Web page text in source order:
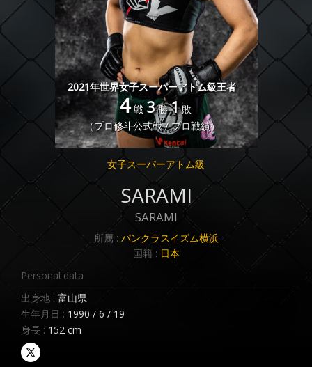
2021年世界女子スーパーアトム級王者
4 戦 3 勝 1 敗
（プロ修斗公式戦 / プロ戦績）
女子スーパーアトム級
SARAMI
SARAMI
所属 : パンクラスイズム横浜
国籍 : 日本
Personal data
出身地 : 富山県
生年月日 : 1990 / 6 / 19
身長 : 152 cm